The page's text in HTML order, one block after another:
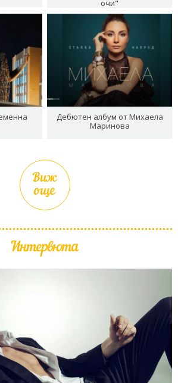
очи"
Дебютен албум от Михаела
Маринова
Виж
още
Интервюта